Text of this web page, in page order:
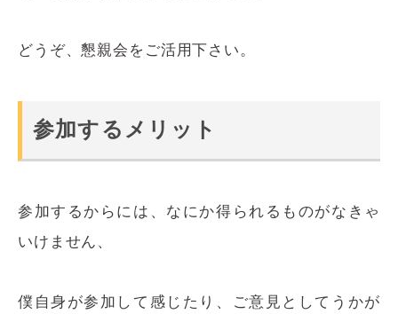
どうぞ、懇親会をご活用下さい。
参加するメリット
参加するからには、なにか得られるものがなきゃ
いけません、
僕自身が参加して感じたり、ご意見としてうかが